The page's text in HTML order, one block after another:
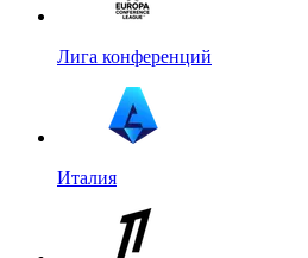
Лига конференций
Италия